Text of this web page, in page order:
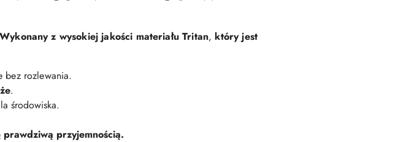
Wykonany z wysokiej jakości materiału Tritan, który jest
bez rozlewania.
.
środowiska.
przyjemnością.